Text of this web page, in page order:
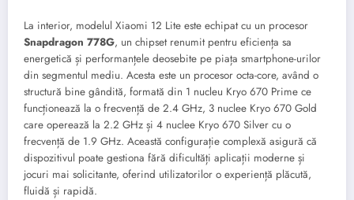
La interior, modelul Xiaomi 12 Lite este echipat cu un procesor
Snapdragon 778G, un chipset renumit pentru eficiența sa
energetică și performanțele deosebite pe piața smartphone-urilor
din segmentul mediu. Acesta este un procesor octa-core, având o
structură bine gândită, formată din 1 nucleu Kryo 670 Prime ce
funcționează la o frecvență de 2.4 GHz, 3 nuclee Kryo 670 Gold
care operează la 2.2 GHz și 4 nuclee Kryo 670 Silver cu o
frecvență de 1.9 GHz. Această configurație complexă asigură că
dispozitivul poate gestiona fără dificultăți aplicații moderne și
jocuri mai solicitante, oferind utilizatorilor o experiență plăcută,
fluidă și rapidă.